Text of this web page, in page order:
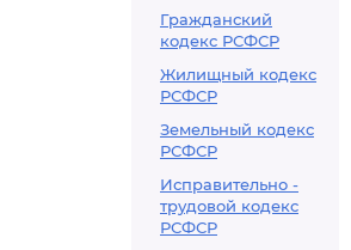
Гражданский
кодекс РСФСР
Жилищный кодекс
РСФСР
Земельный кодекс
РСФСР
Исправительно -
трудовой кодекс
РСФСР